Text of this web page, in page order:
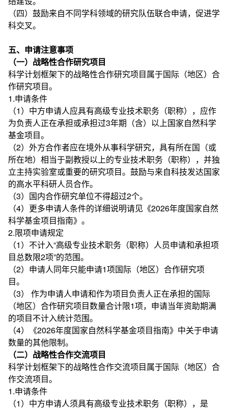
（四）鼓励来自不同学科领域的研究队伍联合申请，促进学
科交叉。
五、申请注意事项
（一）战略性合作研究项目
科学计划框架下的战略性合作研究项目属于国际（地区）合
作研究项目。
1.申请条件
（1）中方申请人应具有高级专业技术职务（职称），应作
为负责人正在承担或承担过3年期（含）以上国家自然科学
基金项目。
（2）外方合作者应在境外从事科学研究，具有所在国（或
所在地）相当于副教授以上的专业技术职务（职称），并独
立主持实验室或重要的研究项目。鼓励与来自科技发达国家
的高水平科研人员合作。
（3）国内合作研究单位不得超过2个。
（4）更多申请人条件的详细说明请见《2026年度国家自然
科学基金项目指南》。
2.限项申请规定
（1）不计入“高级专业技术职务（职称）人员申请和承担项
目总数限2项”的范围。
（2）申请人同年只能申请1项国际（地区）合作研究项
目。
（3） 作为申请人申请和作为项目负责人正在承担的国际
（地区）合作研究项目数量合计限1项，申请当年资助期满
的项目不计入统计范围。
（4）《2026年度国家自然科学基金项目指南》中关于申请
数量的其他限制。
（二）战略性合作交流项目
科学计划框架下的战略性合作交流项目属于国际（地区）合
作交流项目。
1.申请条件
（1）中方申请人须具有高级专业技术职务（职称），是